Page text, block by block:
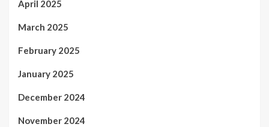
April 2025
March 2025
February 2025
January 2025
December 2024
November 2024